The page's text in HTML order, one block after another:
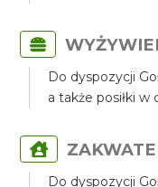
Do dyspozycji
a także posiłki w
Do dyspozycji